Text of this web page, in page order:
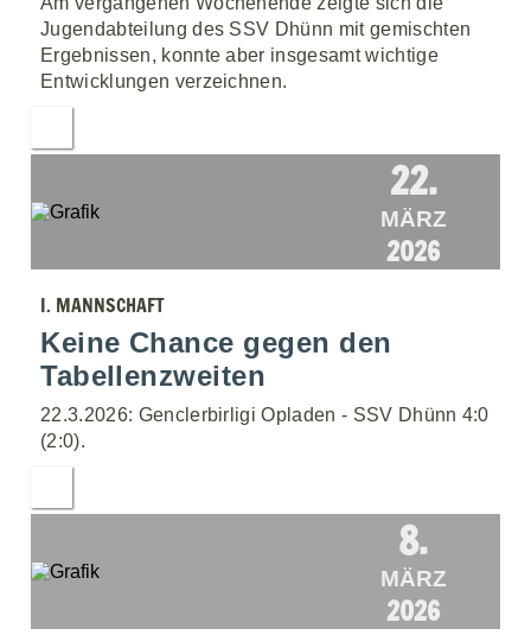
Jugendabteilung des SSV Dhünn mit gemischten
Ergebnissen, konnte aber insgesamt wichtige
Entwicklungen verzeichnen.
22.
MÄRZ
2026
I. MANNSCHAFT
Keine Chance gegen den
Tabellenzweiten
22.3.2026: Genclerbirligi Opladen - SSV Dhünn 4:0
(2:0).
8.
MÄRZ
2026